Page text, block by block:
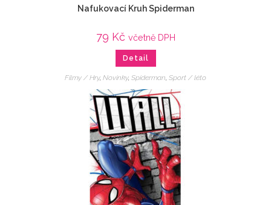
Nafukovací Kruh Spiderman
79 Kč včetně DPH
Detail
Filmy / Hry, Novinky, Spiderman, Sport / léto